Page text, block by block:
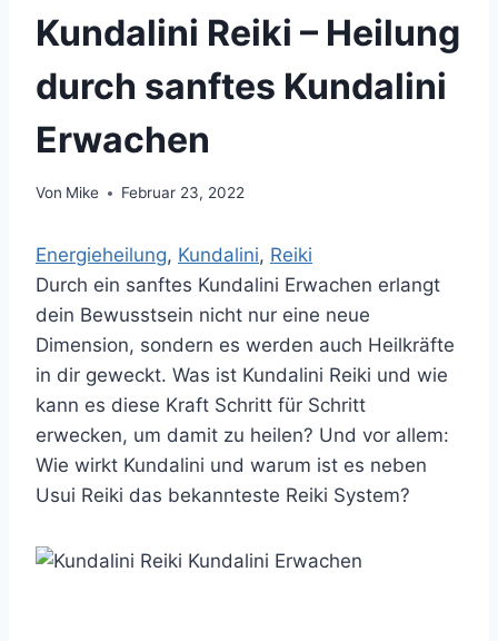
Kundalini Reiki – Heilung
durch sanftes Kundalini
Erwachen
Von Mike Februar 23, 2022
Energieheilung, Kundalini, Reiki
Durch ein sanftes Kundalini Erwachen erlangt
dein Bewusstsein nicht nur eine neue
Dimension, sondern es werden auch Heilkräfte
in dir geweckt. Was ist Kundalini Reiki und wie
kann es diese Kraft Schritt für Schritt
erwecken, um damit zu heilen? Und vor allem:
Wie wirkt Kundalini und warum ist es neben
Usui Reiki das bekannteste Reiki System?